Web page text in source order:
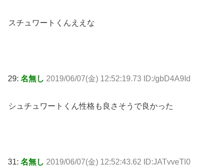
スチュワートくんええな
29: 名無し 2019/06/07(金) 12:52:19.73 ID:/gbD4A9Id
シュチュワートくん性格も良さそうで良かった
31: 名無し 2019/06/07(金) 12:52:43.62 ID:JATvveTl0